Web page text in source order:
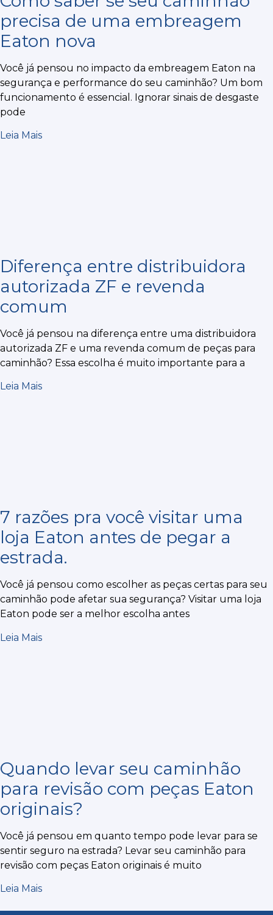
precisa de uma embreagem
Eaton nova
Você já pensou no impacto da embreagem Eaton na
segurança e performance do seu caminhão? Um bom
funcionamento é essencial. Ignorar sinais de desgaste
pode
Leia Mais
Diferença entre distribuidora
autorizada ZF e revenda
comum
Você já pensou na diferença entre uma distribuidora
autorizada ZF e uma revenda comum de peças para
caminhão? Essa escolha é muito importante para a
Leia Mais
7 razões pra você visitar uma
loja Eaton antes de pegar a
estrada.
Você já pensou como escolher as peças certas para seu
caminhão pode afetar sua segurança? Visitar uma loja
Eaton pode ser a melhor escolha antes
Leia Mais
Quando levar seu caminhão
para revisão com peças Eaton
originais?
Você já pensou em quanto tempo pode levar para se
sentir seguro na estrada? Levar seu caminhão para
revisão com peças Eaton originais é muito
Leia Mais